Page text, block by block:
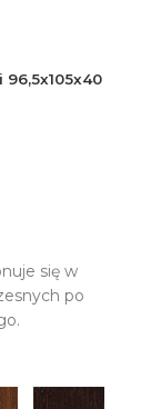
się w
po